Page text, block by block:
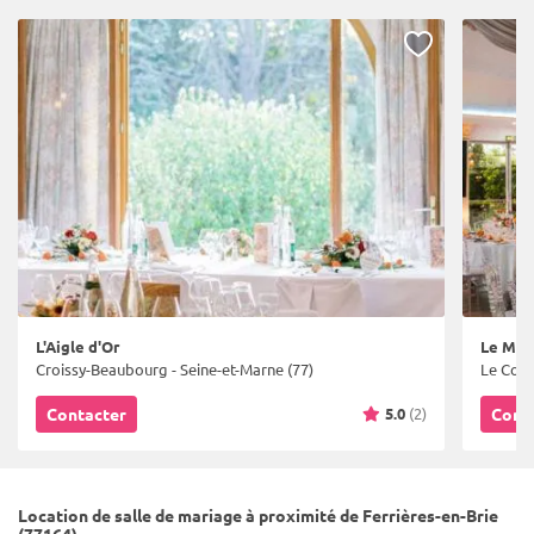
L'Aigle d'Or
Croissy-Beaubourg - Seine-et-Marne (77)
Contacter 5.0 (2)
Le
Le
Location de salle de mariage à proximité de Ferrières-en-Brie